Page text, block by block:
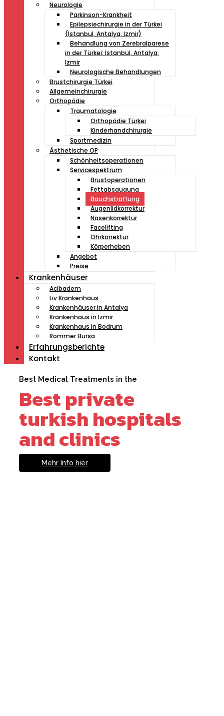
Neurologie
Parkinson-Krankheit
Epilepsiechirurgie in der Türkei
(Istanbul, Antalya, Izmir)
Behandlung von Zerebralparese
in der Türkei: Istanbul, Antalya,
Izmir
Neurologische Behandlungen
Brustchirurgie Türkei
Allgemeinchirurgie
Orthopädie
Traumatologie
Orthopädie Türkei
Kinderhandchirurgie
Sportmedizin
Ästhetische OP
Schönheitsoperationen
Servicespektrum
Brustoperationen
Fettabsaugung
Bauchstraffung
Augenlidkorrektur
Nasenkorrektur
Facelifting
Ohrkorrektur
Körperheben
Angebot
Preise
Krankenhäuser
Acibadem
Liv Krankenhaus
Krankenhäuser in Antalya
Krankenhaus in Izmir
Krankenhaus in Bodrum
Rommer Bursa
Erfahrungsberichte
Kontakt
Best Medical Treatments in the
Best private
turkish hospitals
and clinics
Mehr Info hier